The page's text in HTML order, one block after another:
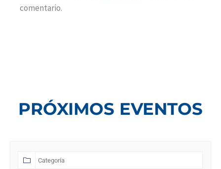
comentario.
PRÓXIMOS EVENTOS